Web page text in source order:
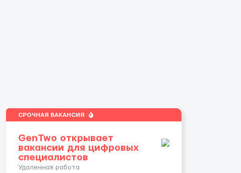
СРОЧНАЯ ВАКАНСИЯ
GenTwo открывает
вакансии для цифровых
специалистов
Удаленная работа